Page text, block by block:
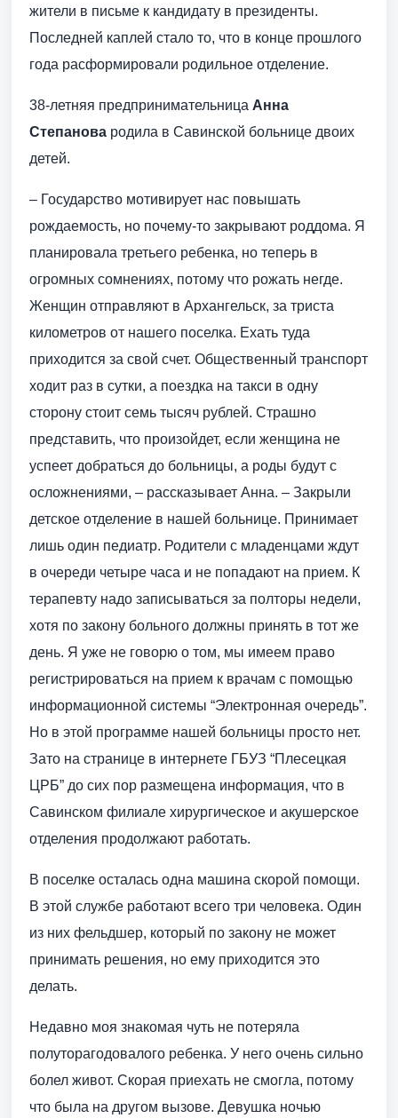
жители в письме к кандидату в президенты.
Последней каплей стало то, что в конце прошлого
года расформировали родильное отделение.
38-летняя предпринимательница Анна
Степанова родила в Савинской больнице двоих
детей.
– Государство мотивирует нас повышать
рождаемость, но почему-то закрывают роддома. Я
планировала третьего ребенка, но теперь в
огромных сомнениях, потому что рожать негде.
Женщин отправляют в Архангельск, за триста
километров от нашего поселка. Ехать туда
приходится за свой счет. Общественный транспорт
ходит раз в сутки, а поездка на такси в одну
сторону стоит семь тысяч рублей. Страшно
представить, что произойдет, если женщина не
успеет добраться до больницы, а роды будут с
осложнениями, – рассказывает Анна. – Закрыли
детское отделение в нашей больнице. Принимает
лишь один педиатр. Родители с младенцами ждут
в очереди четыре часа и не попадают на прием. К
терапевту надо записываться за полторы недели,
хотя по закону больного должны принять в тот же
день. Я уже не говорю о том, мы имеем право
регистрироваться на прием к врачам с помощью
информационной системы “Электронная очередь”.
Но в этой программе нашей больницы просто нет.
Зато на странице в интернете ГБУЗ “Плесецкая
ЦРБ” до сих пор размещена информация, что в
Савинском филиале хирургическое и акушерское
отделения продолжают работать.
В поселке осталась одна машина скорой помощи.
В этой службе работают всего три человека. Один
из них фельдшер, который по закону не может
принимать решения, но ему приходится это
делать.
Недавно моя знакомая чуть не потеряла
полуторагодовалого ребенка. У него очень сильно
болел живот. Скорая приехать не смогла, потому
что была на другом вызове. Девушка ночью